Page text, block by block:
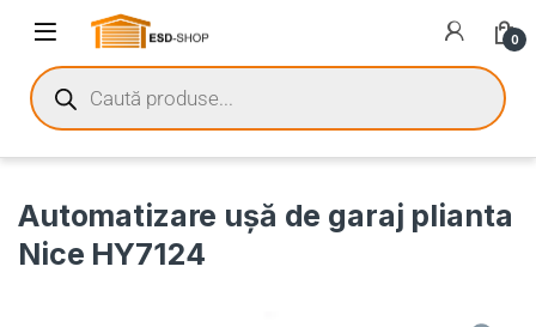
0
Automatizare ușă de garaj plianta
Nice HY7124